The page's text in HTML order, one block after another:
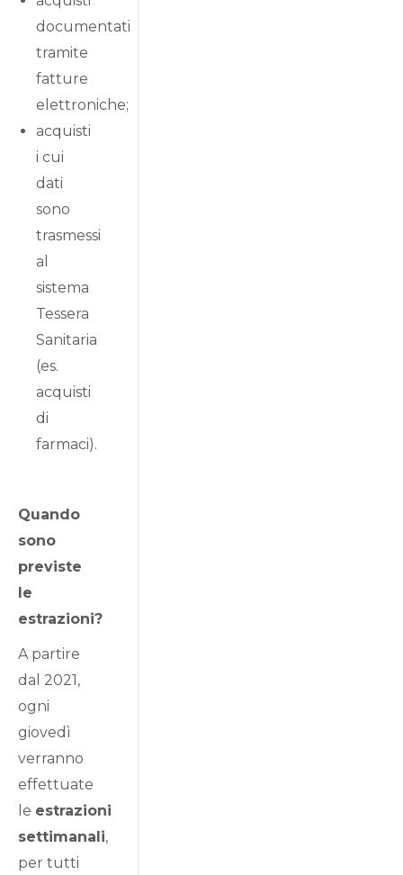
documentati
tramite
fatture
elettroniche;
acquisti
i cui
dati
sono
trasmessi
al
sistema
Tessera
Sanitaria
(es.
acquisti
di
farmaci).
Quando
sono
previste
le
estrazioni?
A partire
dal 2021,
ogni
giovedì
verranno
effettuate
le estrazioni
settimanali,
per tutti